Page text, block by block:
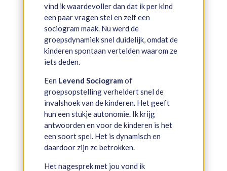
vind ik waardevoller dan dat ik per kind
een paar vragen stel en zelf een
sociogram maak. Nu werd de
groepsdynamiek snel duidelijk, omdat de
kinderen spontaan vertelden waarom ze
iets deden.
Een Levend Sociogram of
groepsopstelling verheldert snel de
invalshoek van de kinderen. Het geeft
hun een stukje autonomie. Ik krijg
antwoorden en voor de kinderen is het
een soort spel. Het is dynamisch en
daardoor zijn ze betrokken.
Het nagesprek met jou vond ik